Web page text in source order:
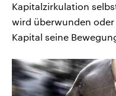
Kapitalzirkulation
wird überwunden
Kapital seine